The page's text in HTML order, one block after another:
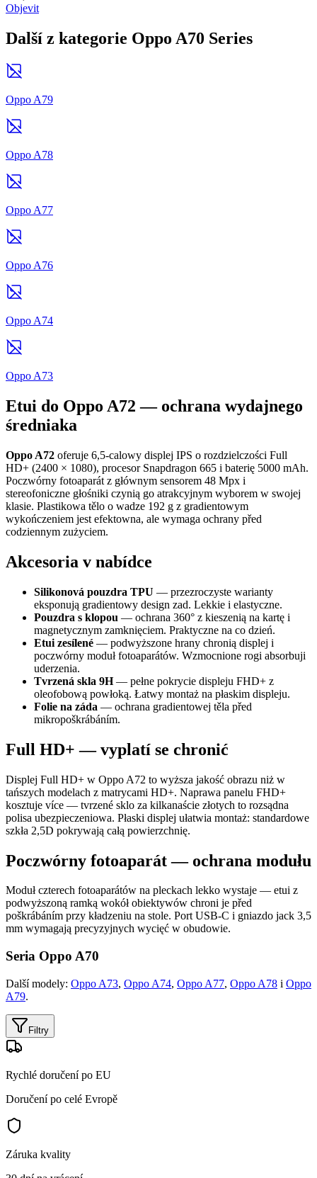
Objevit
Další z kategorie Oppo A70 Series
Oppo A79
Oppo A78
Oppo A77
Oppo A76
Oppo A74
Oppo A73
Etui do Oppo A72 — ochrana wydajnego
średniaka
Oppo A72 oferuje 6,5-calowy displej IPS o rozdzielczości Full
HD+ (2400 × 1080), procesor Snapdragon 665 i baterię 5000 mAh.
Poczwórny fotoaparát z głównym sensorem 48 Mpx i
stereofoniczne głośniki czynią go atrakcyjnym wyborem w swojej
klasie. Plastikowa tělo o wadze 192 g z gradientowym
wykończeniem jest efektowna, ale wymaga ochrany před
codziennym zużyciem.
Akcesoria v nabídce
Silikonová pouzdra TPU — przezroczyste warianty
eksponują gradientowy design zad. Lekkie i elastyczne.
Pouzdra s klopou — ochrana 360° z kieszenią na kartę i
magnetycznym zamknięciem. Praktyczne na co dzień.
Etui zesílené — podwyższone hrany chronią displej i
poczwórny moduł fotoaparátów. Wzmocnione rogi absorbuji
uderzenia.
Tvrzená skla 9H— pełne pokrycie displeju FHD+ z
oleofobową powłoką. Łatwy montaż na płaskim displeju.
Folie na záda — ochrana gradientowej těla před
mikropoškrábáním.
Full HD+ — vyplatí se chronić
Displej Full HD+ w Oppo A72 to wyższa jakość obrazu niż w
tańszych modelach z matrycami HD+. Naprawa panelu FHD+
kosztuje více — tvrzené sklo za kilkanaście złotych to rozsądna
polisa ubezpieczeniowa. Płaski displej ułatwia montaż: standardowe
szkła 2,5D pokrywają całą powierzchnię.
Poczwórny fotoaparát — ochrana modułu
Moduł czterech fotoaparátów na pleckach lekko wystaje — etui z
podwyższoną ramką wokół obiektywów chroni je před
poškrábáním przy kładzeniu na stole. Port USB-C i gniazdo jack 3,5
mm wymagają precyzyjnych wycięć w obudowie.
Seria Oppo A70
Další modely: Oppo A73, Oppo A74, Oppo A77, Oppo A78 i Oppo
A79.
Filtry
Rychlé doručení po EU
Doručení po celé Evropě
Záruka kvality